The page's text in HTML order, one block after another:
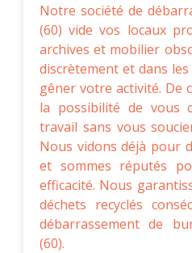
Notre société de
(60) vide vos locaux
archives et mobilier
discrètement et dans
gêner votre activité. De
la possibilité de vous
travail sans vous
Nous vidons déjà pour
et sommes réputés
efficacité. Nous
déchets recyclés
débarrassement de
(60).